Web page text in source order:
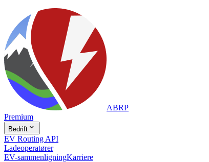
ABRP
Premium
Bedrift 
EV Routing API
Ladeoperatører
EV-sammenligningKarriere